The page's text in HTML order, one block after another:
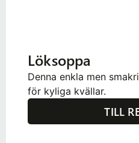
Löksoppa
Denna enkla men
för kyliga kvällar.
TILL